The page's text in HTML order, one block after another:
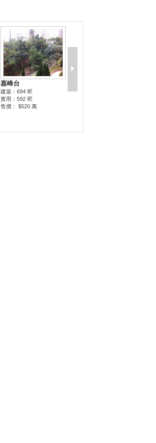
嘉峰台
建築：694 呎
實用：592 呎
售價： $520 萬